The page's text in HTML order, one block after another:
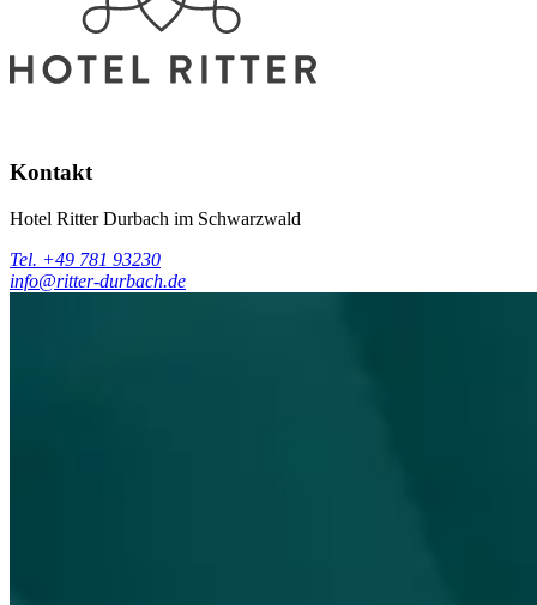
Kontakt
Hotel Ritter Durbach im Schwarzwald
Tel. +49 781 93230
info@ritter-durbach.de